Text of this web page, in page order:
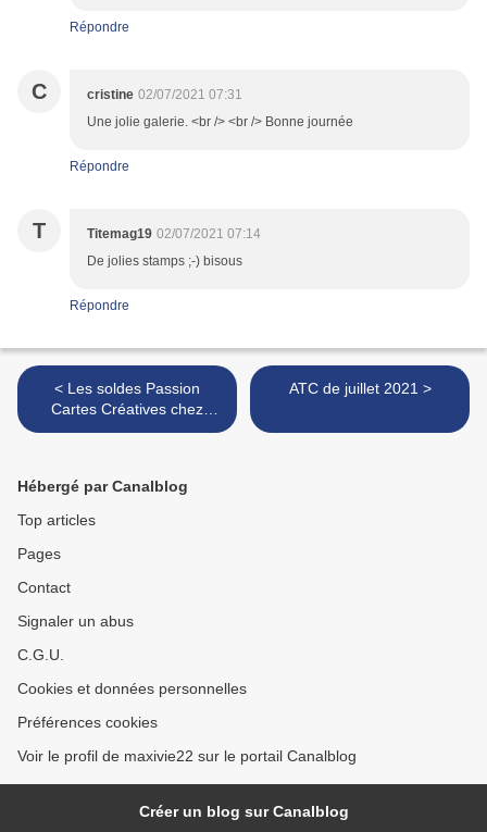
Répondre
C cristine 02/07/2021 07:31
Une jolie galerie. <br /> <br /> Bonne journée
Répondre
T Titemag19 02/07/2021 07:14
De jolies stamps ;-) bisous
Répondre
< Les soldes Passion
Cartes Créatives chez
Diverti Store
ATC de juillet 2021 >
Hébergé par Canalblog
Top articles
Pages
Contact
Signaler un abus
C.G.U.
Cookies et données personnelles
Préférences cookies
Voir le profil de maxivie22 sur le portail Canalblog
Créer un blog sur Canalblog